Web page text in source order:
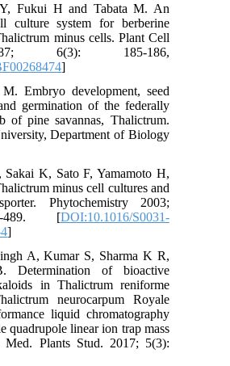
Y, Fukui H and Tabata M. An
cell culture system for berberine
Thalictrum minus cells. Plant Cell
6(3): 185-186,
BF00268474
E M. Embryo development, seed
and germination of the federally
of pine savannas, Thalictrum.
University, Department of Biology
K, Sakai K, Sato F, Yamamoto H,
Thalictrum minus cell cultures and
Phytochemistry 2003;
489. [DOI:10.1016/S0031-
4
Singh A, Kumar S, Sharma K R,
B. Determination of bioactive
alkaloids in Thalictrum reniforme
Thalictrum neurocarpum Royale
liquid chromatography
quadrupole linear ion trap mass
J. Med. Plants Stud. 2017; 5(3):